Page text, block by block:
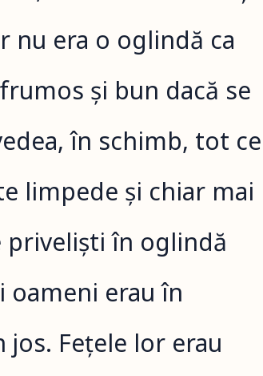
nu era o oglindă ca
și bun dacă se
în schimb, tot ce
limpede și chiar mai
priveliști în oglindă
oameni erau în
jos. Fețele lor erau